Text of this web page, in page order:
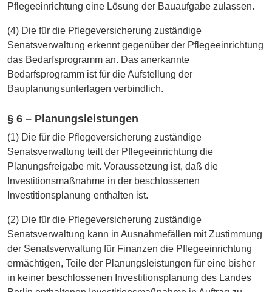
Pflegeeinrichtung eine Lösung der Bauaufgabe zulassen.
(4) Die für die Pflegeversicherung zuständige
Senatsverwaltung erkennt gegenüber der Pflegeeinrichtung
das Bedarfsprogramm an. Das anerkannte
Bedarfsprogramm ist für die Aufstellung der
Bauplanungsunterlagen verbindlich.
§ 6 – Planungsleistungen
(1) Die für die Pflegeversicherung zuständige
Senatsverwaltung teilt der Pflegeeinrichtung die
Planungsfreigabe mit. Voraussetzung ist, daß die
Investitionsmaßnahme in der beschlossenen
Investitionsplanung enthalten ist.
(2) Die für die Pflegeversicherung zuständige
Senatsverwaltung kann in Ausnahmefällen mit Zustimmung
der Senatsverwaltung für Finanzen die Pflegeeinrichtung
ermächtigen, Teile der Planungsleistungen für eine bisher
in keiner beschlossenen Investitionsplanung des Landes